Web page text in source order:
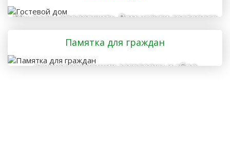
Мы рады предложить Вам услуги гостевого
дома
Памятка для граждан
осуществляющих заготовку и сбор